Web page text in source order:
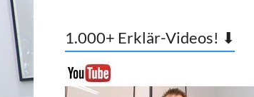
1.000+ Erklär-Videos! ⬇